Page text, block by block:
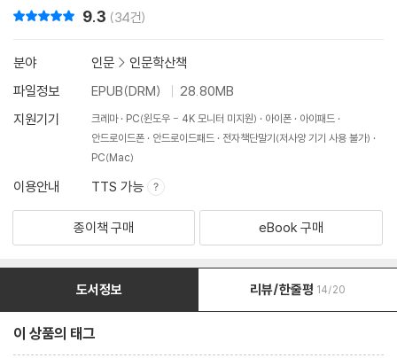
9.3 (34건)
분야 인문 > 인문학산책
파일정보
EPUB(DRM)
28.80MB
지원기기
크레마 PC(윈도우 - 4K 모니터 미지원) 아이폰
아이패드
안드로이드폰
안드로이드패드
전자책단말기(저사양 기기 사용 불가)
PC(Mac)
이용안내 TTS 가능
종이책 구매 eBook 구매
도서정보 리뷰/한줄평 14/20
이 상품의 태그